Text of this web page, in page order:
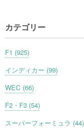
カテゴリー
F1 (925)
インディカー (99)
WEC (66)
F2・F3 (54)
スーパーフォーミュラ (44)